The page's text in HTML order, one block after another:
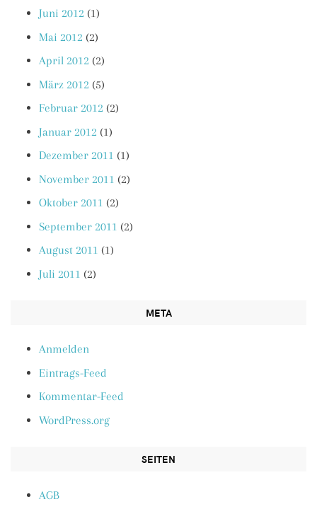
Juni 2012 (1)
Mai 2012 (2)
April 2012 (2)
März 2012 (5)
Februar 2012 (2)
Januar 2012 (1)
Dezember 2011 (1)
November 2011 (2)
Oktober 2011 (2)
September 2011 (2)
August 2011 (1)
Juli 2011 (2)
META
Anmelden
Eintrags-Feed
Kommentar-Feed
WordPress.org
SEITEN
AGB